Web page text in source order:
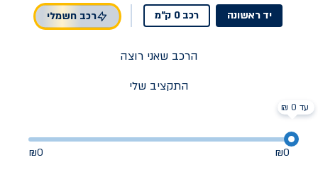
יד ראשונה רכב 0 ק"מ רכב חשמלי
הרכב שאני רוצה
התקציב שלי
₪0
₪0
עד 0 ₪